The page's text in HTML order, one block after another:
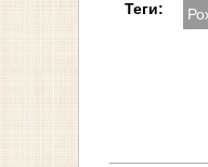
Теги: